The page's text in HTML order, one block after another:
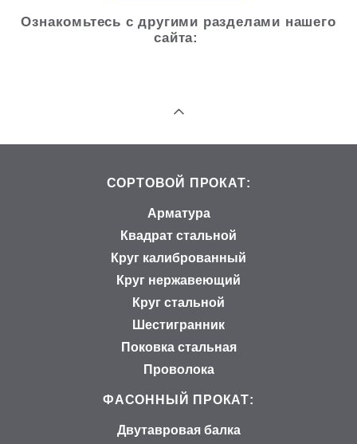
Ознакомьтесь с другими разделами нашего
сайта:
СОРТОВОЙ ПРОКАТ:
Арматура
Квадрат стальной
Круг калиброванный
Круг нержавеющий
Круг стальной
Шестигранник
Поковка стальная
Проволока
ФАСОННЫЙ ПРОКАТ:
Двутавровая балка